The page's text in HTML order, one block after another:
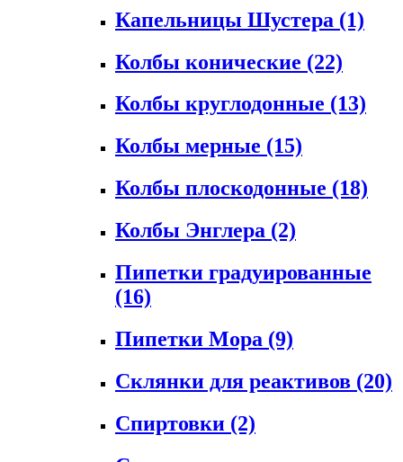
Капельницы Шустера (1)
Колбы конические (22)
Колбы круглодонные (13)
Колбы мерные (15)
Колбы плоскодонные (18)
Колбы Энглера (2)
Пипетки градуированные
(16)
Пипетки Мора (9)
Склянки для реактивов (20)
Спиртовки (2)